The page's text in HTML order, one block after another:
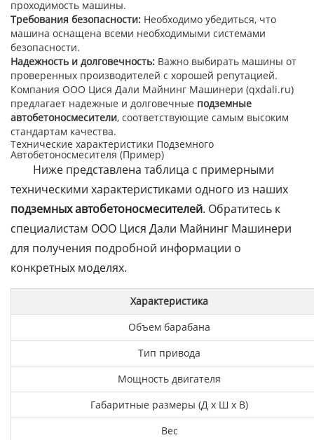
проходимость машины.
Требования безопасности: Необходимо убедиться, что
машина оснащена всеми необходимыми системами
безопасности.
Надежность и долговечность: Важно выбирать машины от
проверенных производителей с хорошей репутацией.
Компания ООО Цися Дали Майнинг Машинери (qxdali.ru)
предлагает надежные и долговечные подземные
автобетоносмесители, соответствующие самым высоким
стандартам качества.
Технические характеристики Подземного
Автобетоносмесителя (Пример)
Ниже представлена таблица с примерными
техническими характеристиками одного из наших
подземных автобетоносмесителей. Обратитесь к
специалистам ООО Цися Дали Майнинг Машинери
для получения подробной информации о
конкретных моделях.
Характеристика
Объем барабана
Тип привода
Мощность двигателя
Габаритные размеры (Д x Ш x В)
Вес